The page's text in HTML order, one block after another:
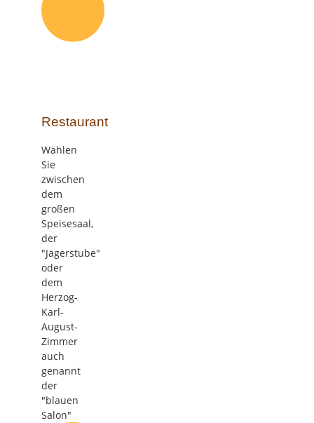
Restaurant
Wählen
Sie
zwischen
dem
großen
Speisesaal,
der
"Jägerstube"
oder
dem
Herzog-
Karl-
August-
Zimmer
auch
genannt
der
"blauen
Salon"